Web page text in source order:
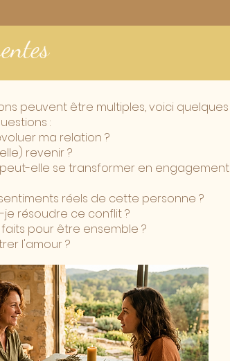
peuvent être multiples, voici quelques
:
ma relation ?
revenir ?
elle se transformer en engagement
réels de cette personne ?
résoudre ce conflit ?
pour être ensemble ?
l'amour ?